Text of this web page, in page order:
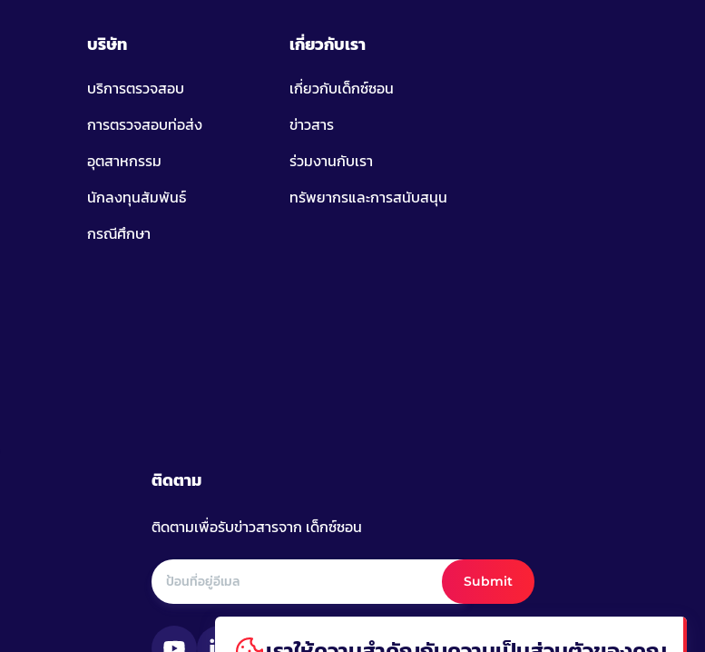
บริษัท
บริการตรวจสอบ
การตรวจสอบท่อส่ง
อุตสาหกรรม
นักลงทุนสัมพันธ์
กรณีศึกษา
เกี่ยวกับเรา
เกี่ยวกับเด็กซ์ซอน
ข่าวสาร
ร่วมงานกับเรา
ทรัพยากรและการสนับสนุน
ติดตาม
ติดตามเพื่อรับข่าวสารจาก เด็กซ์ซอน
Submit